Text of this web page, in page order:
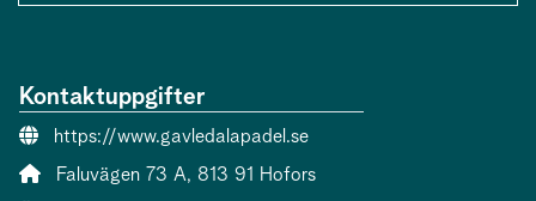
Kontaktuppgifter
Webbsida:
https://www.gavledalapadel.se
Adress:
Faluvägen 73 A, 813 91 Hofors